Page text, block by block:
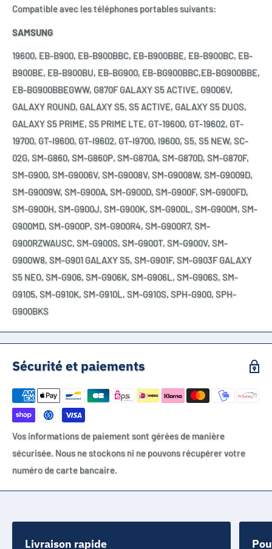
Compatible avec les téléphones portables suivants:
SAMSUNG
19600, EB-B900, EB-B900BBC, EB-B900BBE, EB-B900BC, EB-
B900BE, EB-B900BU, EB-BG900, EB-BG900BBC,EB-BG900BBE,
EB-BG900BBEGWW, G870F GALAXY S5 ACTIVE, G9006V,
GALAXY ROUND, GALAXY S5, S5 ACTIVE, GALAXY S5 DUOS,
GALAXY S5 PRIME, S5 PRIME LTE, GT-19600, GT-19602, GT-
19700, GT-I9600, GT-I9602, GT-I9700, I9600, S5, S5 NEW, SC-
02G, SM-G860, SM-G860P, SM-G870A, SM-G870D, SM-G870F,
SM-G900, SM-G9006V, SM-G9008V, SM-G9008W, SM-G9009D,
SM-G9009W, SM-G900A, SM-G900D, SM-G900F, SM-G900FD,
SM-G900H, SM-G900J, SM-G900K, SM-G900L, SM-G900M, SM-
G900MD, SM-G900P, SM-G900R4, SM-G900R7, SM-
G900RZWAUSC, SM-G900S, SM-G900T, SM-G900V, SM-
G900W8, SM-G901 GALAXY S5, SM-G901F, SM-G903F GALAXY
S5 NEO, SM-G906, SM-G906K, SM-G906L, SM-G906S, SM-
G9105, SM-G910K, SM-G910L, SM-G910S, SPH-G900, SPH-
G900BKS
Sécurité et paiements
Vos informations de paiement sont gérées de manière
sécurisée. Nous ne stockons ni ne pouvons récupérer votre
numéro de carte bancaire.
Livraison rapide